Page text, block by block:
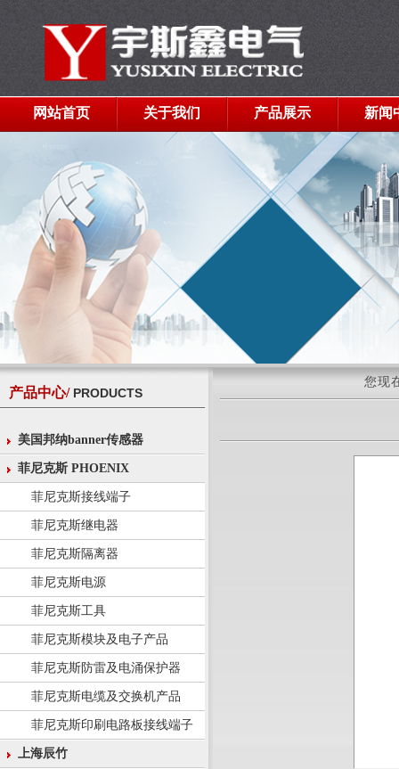
网站首页 关于我们 产品展示 新闻
产品中心/ PRODUCTS
美国邦纳banner传感器
菲尼克斯 PHOENIX
菲尼克斯接线端子
菲尼克斯继电器
菲尼克斯隔离器
菲尼克斯电源
菲尼克斯工具
菲尼克斯模块及电子产品
菲尼克斯防雷及电涌保护器
菲尼克斯电缆及交换机产品
菲尼克斯印刷电路板接线端子
上海辰竹
您现